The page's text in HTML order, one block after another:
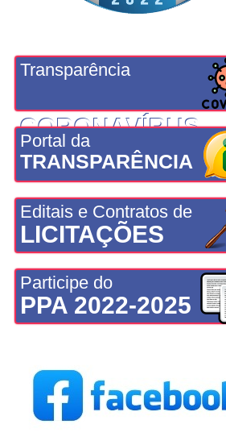
Transparência
CORONAVÍRUS
Portal da
TRANSPARÊNCIA
Editais e Contratos de
LICITAÇÕES
Participe do
PPA 2022-2025